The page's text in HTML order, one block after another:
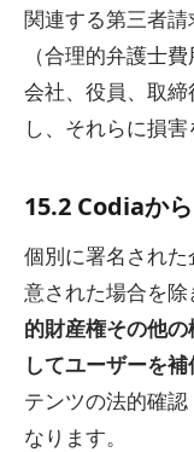
関連する第三者
（合理的弁護士
会社、役員、取
し、それらに損害
15.2 Codiaか
個別に署名され
意された場合を除
的財産権その他
してユーザーを
テンツの法的確
なります。